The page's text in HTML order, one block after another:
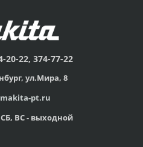
20-22, 374-77-22
ул.Мира, 8
pt.ru
ВС - выходной